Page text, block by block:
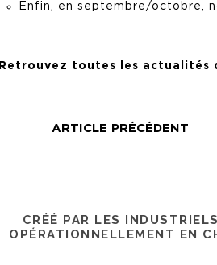
Enfin, en septembre/octobre,
Retrouvez toutes les actualités
ARTICLE PRÉCÉDENT
CRÉÉ PAR LES
OPÉRATIONNELLEMENT EN